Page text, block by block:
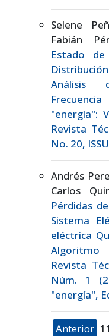
Selene
Fabián
Estado
Análisis
Frecuencia
"energía":
Revista
No. 20,
Andrés
Carlos
Pérdidas
Sistema
eléctrica
Revista
Núm. 1
"energía",
Anterior